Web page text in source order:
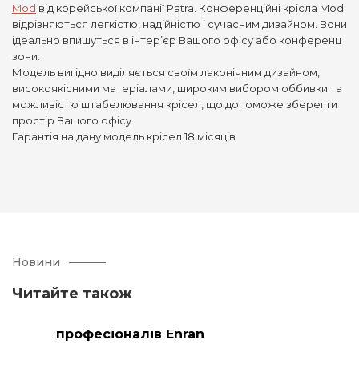
Mod від корейської компанії Patra. Конференційні крісла Mod
відрізняються легкістю, надійністю і сучасним дизайном. Вони
ідеально впишуться в інтер’єр Вашого офісу або конференц
зони.
Модель вигідно виділяється своїм лаконічним дизайном,
високоякісними матеріалами, широким вибором оббивки та
можливістю штабелювання крісел, що допоможе зберегти
простір Вашого офісу.
Гарантія на дану модель крісел 18 місяців.
Новини
Читайте також
професіоналів Enran